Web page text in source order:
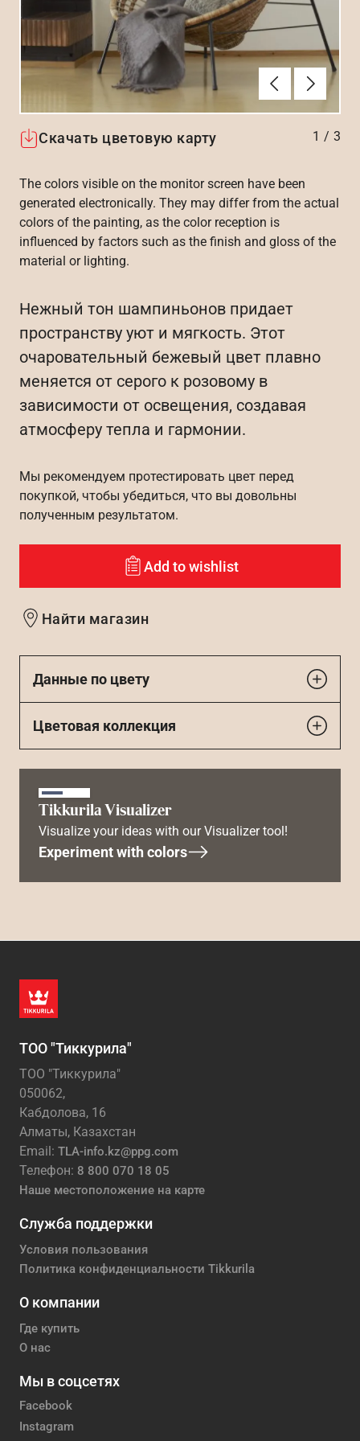
АлдыңғыВперёд
Скачать цветовую карту 1 / 3
The colors visible on the monitor screen have been
generated electronically. They may differ from the actual
colors of the painting, as the color reception is
influenced by factors such as the finish and gloss of the
material or lighting.
Нежный тон шампиньонов придает
пространству уют и мягкость. Этот
очаровательный бежевый цвет плавно
меняется от серого к розовому в
зависимости от освещения, создавая
атмосферу тепла и гармонии.
Мы рекомендуем протестировать цвет перед
покупкой, чтобы убедиться, что вы довольны
полученным результатом.
Add to wishlist
Найти магазин
Данные по цвету
Цветовая коллекция
Tikkurila Visualizer
Visualize your ideas with our Visualizer tool!
Experiment with colors
ТОО "Тиккурила"
ТОО "Тиккурила"
050062,
Кабдолова, 16
Алматы, Казахстан
Email: TLA-info.kz@ppg.com
Телефон: 8 800 070 18 05
Наше местоположение на карте
Служба поддержки
Условия пользования
Политика конфиденциальности Tikkurila
О компании
Где купить
О нас
Мы в соцсетях
Facebook
Instagram